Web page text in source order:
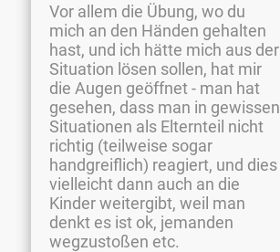
Vor allem die Übung, wo du
mich an den Händen gehalten
hast, und ich hätte mich aus der
Situation lösen sollen, hat mir
die Augen geöffnet - man hat
gesehen, dass man in gewissen
Situationen als Elternteil nicht
richtig (teilweise sogar
handgreiflich) reagiert, und dies
vielleicht dann auch an die
Kinder weitergibt, weil man
denkt es ist ok, jemanden
wegzustoßen etc.